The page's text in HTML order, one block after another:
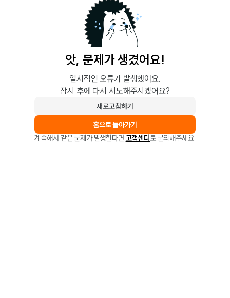
앗, 문제가 생겼어요!
일시적인 오류가 발생했어요.
잠시 후에 다시 시도해주시겠어요?
새로고침하기
홈으로 돌아가기
계속해서 같은 문제가 발생한다면 고객센터로 문의해주세요.